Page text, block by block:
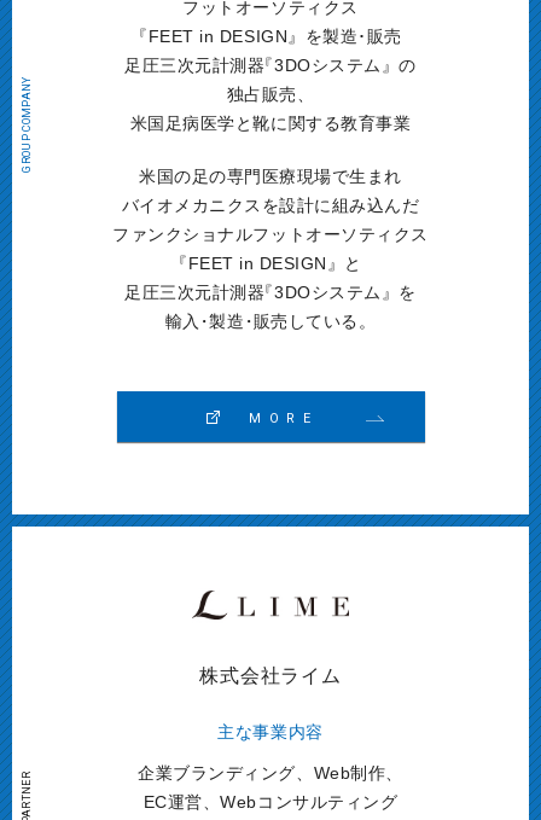
フットオーソティクス
『FEET in DESIGN』を製造･販売
足圧三次元計測器『3DOシステム』の
独占販売、
米国足病医学と靴に関する教育事業
米国の足の専門医療現場で生まれ
バイオメカニクスを設計に組み込んだ
ファンクショナルフットオーソティクス
『FEET in DESIGN』と
足圧三次元計測器『3DOシステム』を
輸入 ・製造・販売している。
MORE
株式会社ライム
主な事業内容
企業ブランディング、Web制作、
EC運営、Webコンサルティング